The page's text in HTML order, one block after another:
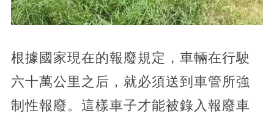
根據國家現在的報廢規定，車輛在行駛
六十萬公里之后，就必須送到車管所強
制性報廢。這樣車子才能被錄入報廢車